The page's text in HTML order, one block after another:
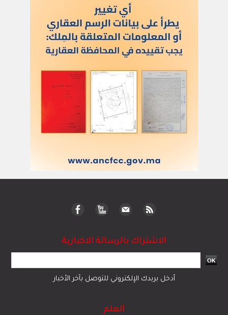
الاشتراك بالرسالة الاخبارية
أدخل بريدك الإلكتروني للتوصل بآخر الأخبار
العلم